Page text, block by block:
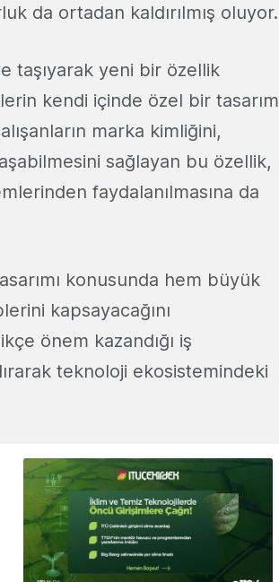
da ortadan kaldırılmış oluyor.
taşıyarak yeni bir özellik
kendi içinde özel bir tasarım
marka kimliğini,
sağlayan bu özellik,
faydalanılmasına da
konusunda hem büyük
kapsayacağını
önem kazandığı iş
teknoloji ekosistemindeki